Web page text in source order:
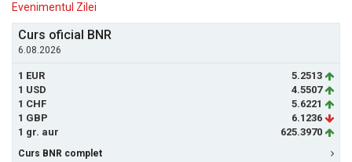
Evenimentul Zilei
Curs oficial BNR
6.08.2026
1 EUR
5.2513
1 USD
4.5507
1 CHF
5.6221
1 GBP
6.1236
1 gr. aur
625.3970
Curs BNR complet